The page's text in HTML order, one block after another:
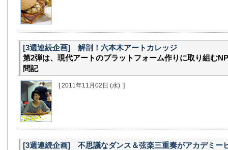
[3週連続企画] 解剖！六本木アートカレッジ
第2弾は、現代アートのプラットフォーム作りに取り組む
問記
[ 2011年11月02日 (水) ]
[3週連続企画] 不思議なダンス＆弦楽三重奏がアカデミー